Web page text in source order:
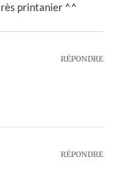
printanier ^^
RÉPONDRE
RÉPONDRE